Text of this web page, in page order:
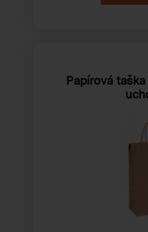
Papírová